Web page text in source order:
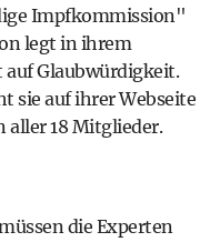
Impfkommission"
legt in ihrem
auf Glaubwürdigkeit.
sie auf ihrer Webseite
aller 18 Mitglieder.
die Experten